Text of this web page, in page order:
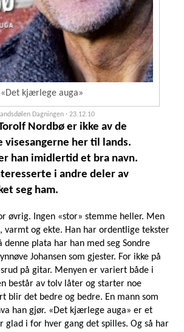
«Det kjærlege auga»
Dagningen · 23.12.10
Nordbø er ikke av de
her til lands.
han imidlertid et bra navn.
i andre deler av
seg ham.
øvrig. Ingen «stor» stemme heller. Men
varmt og ekte. Han har ordentlige tekster
denne plata har han med seg Sondre
Johansen som gjester. For ikke på
på gitar. Menyen er variert både i
består av tolv låter og starter noe
blir det bedre og bedre. En mann som
han gjør. «Det kjærlege auga» er et
glad i for hver gang det spilles. Og så har